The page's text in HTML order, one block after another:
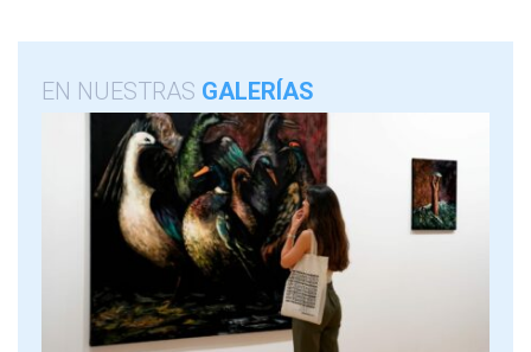
EN NUESTRAS GALERÍAS